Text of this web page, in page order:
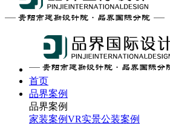
首页
品界案例
品界案例
家装案例VR实景公装案例